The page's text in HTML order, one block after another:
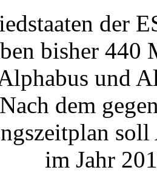
der
bisher 440
und
dem
soll
im Jahr